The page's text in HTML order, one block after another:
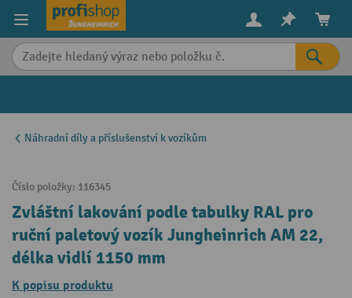
content
Náhradní díly a příslušenství k vozíkům
Číslo položky: 116345
Zvláštní lakování podle tabulky RAL pro
ruční paletový vozík Jungheinrich AM 22,
délka vidlí 1150 mm
K popisu produktu